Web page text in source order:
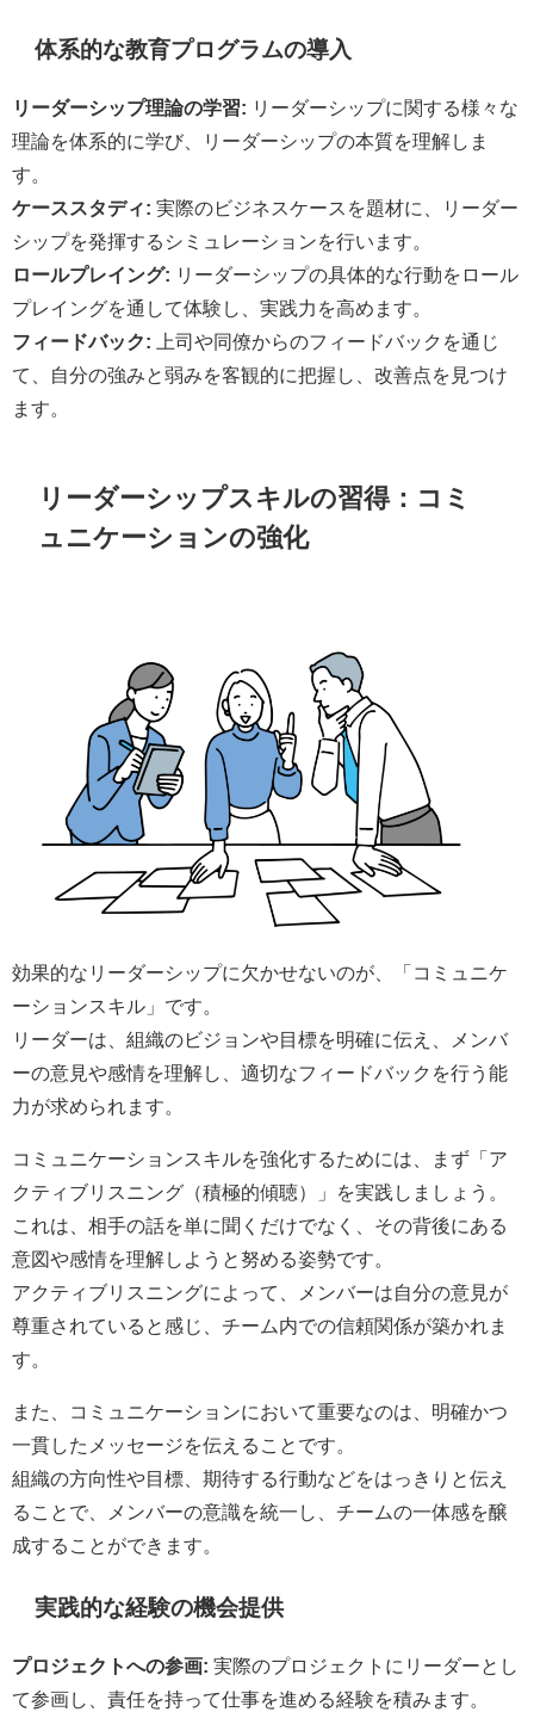
体系的な教育プログラムの導入
リーダーシップ理論の学習: リーダーシップに関する様々な
理論を体系的に学び、リーダーシップの本質を理解しま
す。
ケーススタディ: 実際のビジネスケースを題材に、リーダー
シップを発揮するシミュレーションを行います。
ロールプレイング: リーダーシップの具体的な行動をロール
プレイングを通して体験し、実践力を高めます。
フィードバック: 上司や同僚からのフィードバックを通じ
て、自分の強みと弱みを客観的に把握し、改善点を見つけ
ます。
リーダーシップスキルの習得：コミ
ュニケーションの強化
効果的なリーダーシップに欠かせないのが、「コミュニケ
ーションスキル」です。
リーダーは、組織のビジョンや目標を明確に伝え、メンバ
ーの意見や感情を理解し、適切なフィードバックを行う能
力が求められます。
コミュニケーションスキルを強化するためには、まず「ア
クティブリスニング（積極的傾聴）」を実践しましょう。
これは、相手の話を単に聞くだけでなく、その背後にある
意図や感情を理解しようと努める姿勢です。
アクティブリスニングによって、メンバーは自分の意見が
尊重されていると感じ、チーム内での信頼関係が築かれま
す。
また、コミュニケーションにおいて重要なのは、明確かつ
一貫したメッセージを伝えることです。
組織の方向性や目標、期待する行動などをはっきりと伝え
ることで、メンバーの意識を統一し、チームの一体感を醸
成することができます。
実践的な経験の機会提供
プロジェクトへの参画: 実際のプロジェクトにリーダーとし
て参画し、責任を持って仕事を進める経験を積みます。